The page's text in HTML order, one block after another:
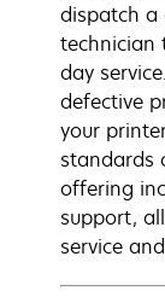
dispatch a
technician
day
defective
your
standards
offering
support,
service